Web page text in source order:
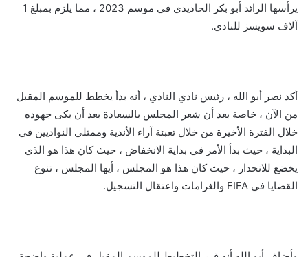
يرأسها الرائد أبو بكر الحاديدي في موسم 2023 ، مما يلزم بمبلغ 1
آلاف سويسز للنادي.
أكد نصر أبو الله ، رئيس نادي النادي ، أنه بدأ يخطط للموسم المقبل
من الآن ، خاصة بعد أن شعر المجلس بالسعادة بعد أن بكى جهوده
خلال الفترة الأخيرة من خلال تعبئة آراء الأندية وممثلي النواديين في
البداية ، حيث بدأ الأمر في بداية الانخفاض ، حيث كان هذا هو الذي
يخضع للانحدار ، حيث كان هذا هو المجلس ، أيها المجلس ، تنوع
القضايا في FIFA والغرامات واعتقال التسجيل.